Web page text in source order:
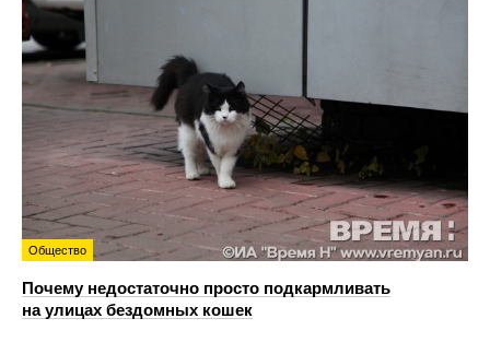
Общество
Почему недостаточно просто подкармливать
на улицах бездомных кошек